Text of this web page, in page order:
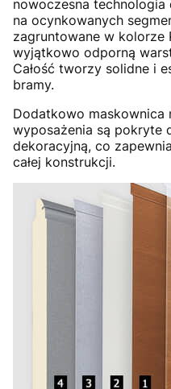
nowoczesna
na ocynkowanych
zagruntowane w kolorze
wyjątkowo odporną
Całość tworzy solidne i
bramy.
Dodatkowo maskownica
wyposażenia są pokryte
dekoracyjną, co
całej konstrukcji.